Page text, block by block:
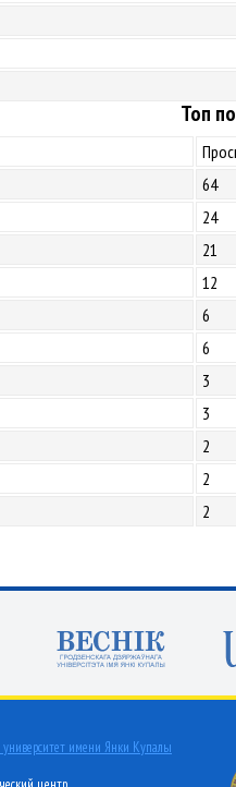
Топ
64
24
21
12
6
6
3
3
2
2
2
университет имени Янки Купалы